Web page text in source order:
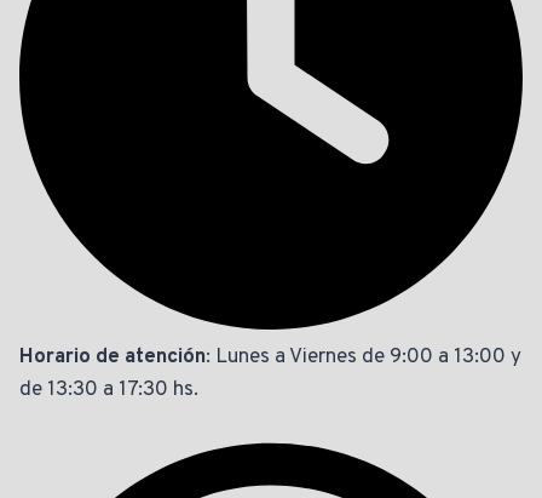
Horario de atención: Lunes a Viernes de 9:00 a 13:00 y
de 13:30 a 17:30 hs.